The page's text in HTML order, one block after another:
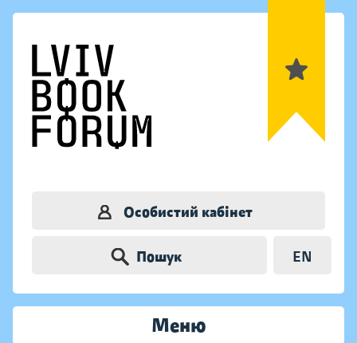
Особистий кабінет
Пошук EN
Меню